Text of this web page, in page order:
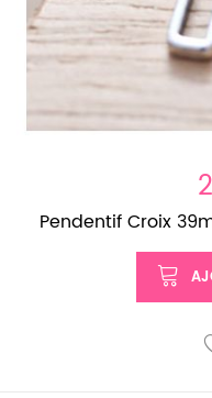
Pendentif Croix